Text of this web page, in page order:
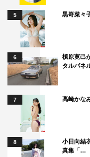
5 黒嵜菜々
6
槙原寛己
タルパネ
7 高崎かな
8
小日向結
真集「…